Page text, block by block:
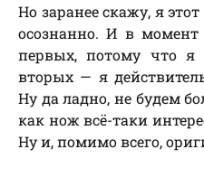
Но заранее скажу, я
осознанно. И в
первых, потому что я
вторых — я
Ну да ладно, не будем
как нож всё-таки
Ну и, помимо всего,